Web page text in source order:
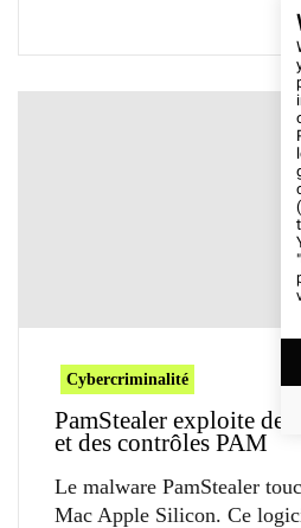
Cybercriminalité
PamStealer exploite de
et des contrôles PAM
Le malware PamStealer
Mac Apple Silicon. Ce